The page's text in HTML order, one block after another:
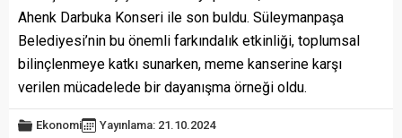
Ahenk Darbuka Konseri ile son buldu. Süleymanpaşa
Belediyesi’nin bu önemli farkındalık etkinliği, toplumsal
bilinçlenmeye katkı sunarken, meme kanserine karşı
verilen mücadelede bir dayanışma örneği oldu.
Ekonomi Yayınlama: 21.10.2024